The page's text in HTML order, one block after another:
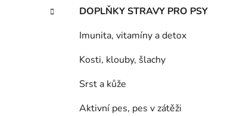
s
e
DOPLŇKY STRAVY PRO PSY
Imunita, vitamíny a detox
Kosti, klouby, šlachy
Srst a kůže
Aktivní pes, pes v zátěži